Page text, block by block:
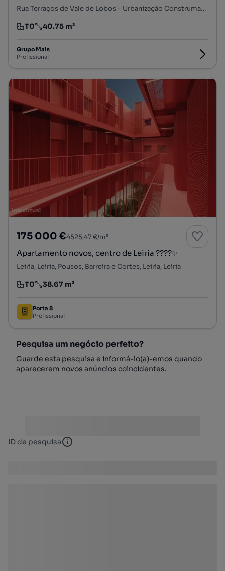
Rua Terraços de Vale de Lobos - Urbanização Construmansos, Barreira, Leiria, Pousos, Barreira e Cortes, Leiria, Leiria
Tipologia
T0
Preço por metro quadrado
40.75 m²
Grupo Mais
Profissional
175 000 €4525,47 €/m²
Apartamento novos, centro de Leiria ????✨
Leiria, Leiria, Pousos, Barreira e Cortes, Leiria, Leiria
Tipologia
T0
Preço por metro quadrado
38.67 m²
Porta 8
Profissional
Pesquisa um negócio perfeito?
Guarde esta pesquisa e informá-lo(a)-emos quando
aparecerem novos anúncios coincidentes.
ID de pesquisa ID de pesquisa